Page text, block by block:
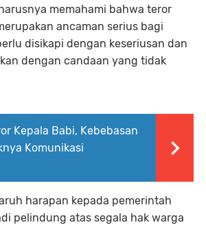
memahami bahwa teror
ancaman serius bagi
disikapi dengan keseriusan dan
dengan candaan yang tidak
Kepala Babi, Kebebasan
Komunikasi
harapan kepada pemerintah
pelindung atas segala hak warga